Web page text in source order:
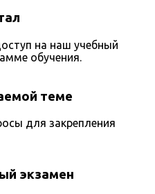
на наш учебный
обучения.
теме
для закрепления
экзамен